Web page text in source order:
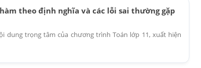
theo định nghĩa và các lỗi sai thường gặp
dung trọng tâm của chương trình Toán lớp 11, xuất hiện